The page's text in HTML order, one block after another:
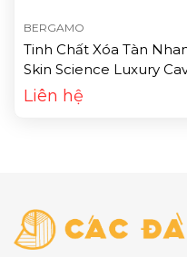
BERGAMO
Tinh Chất Xóa Tàn
Skin Science Luxury
(30ml)
Liên hệ